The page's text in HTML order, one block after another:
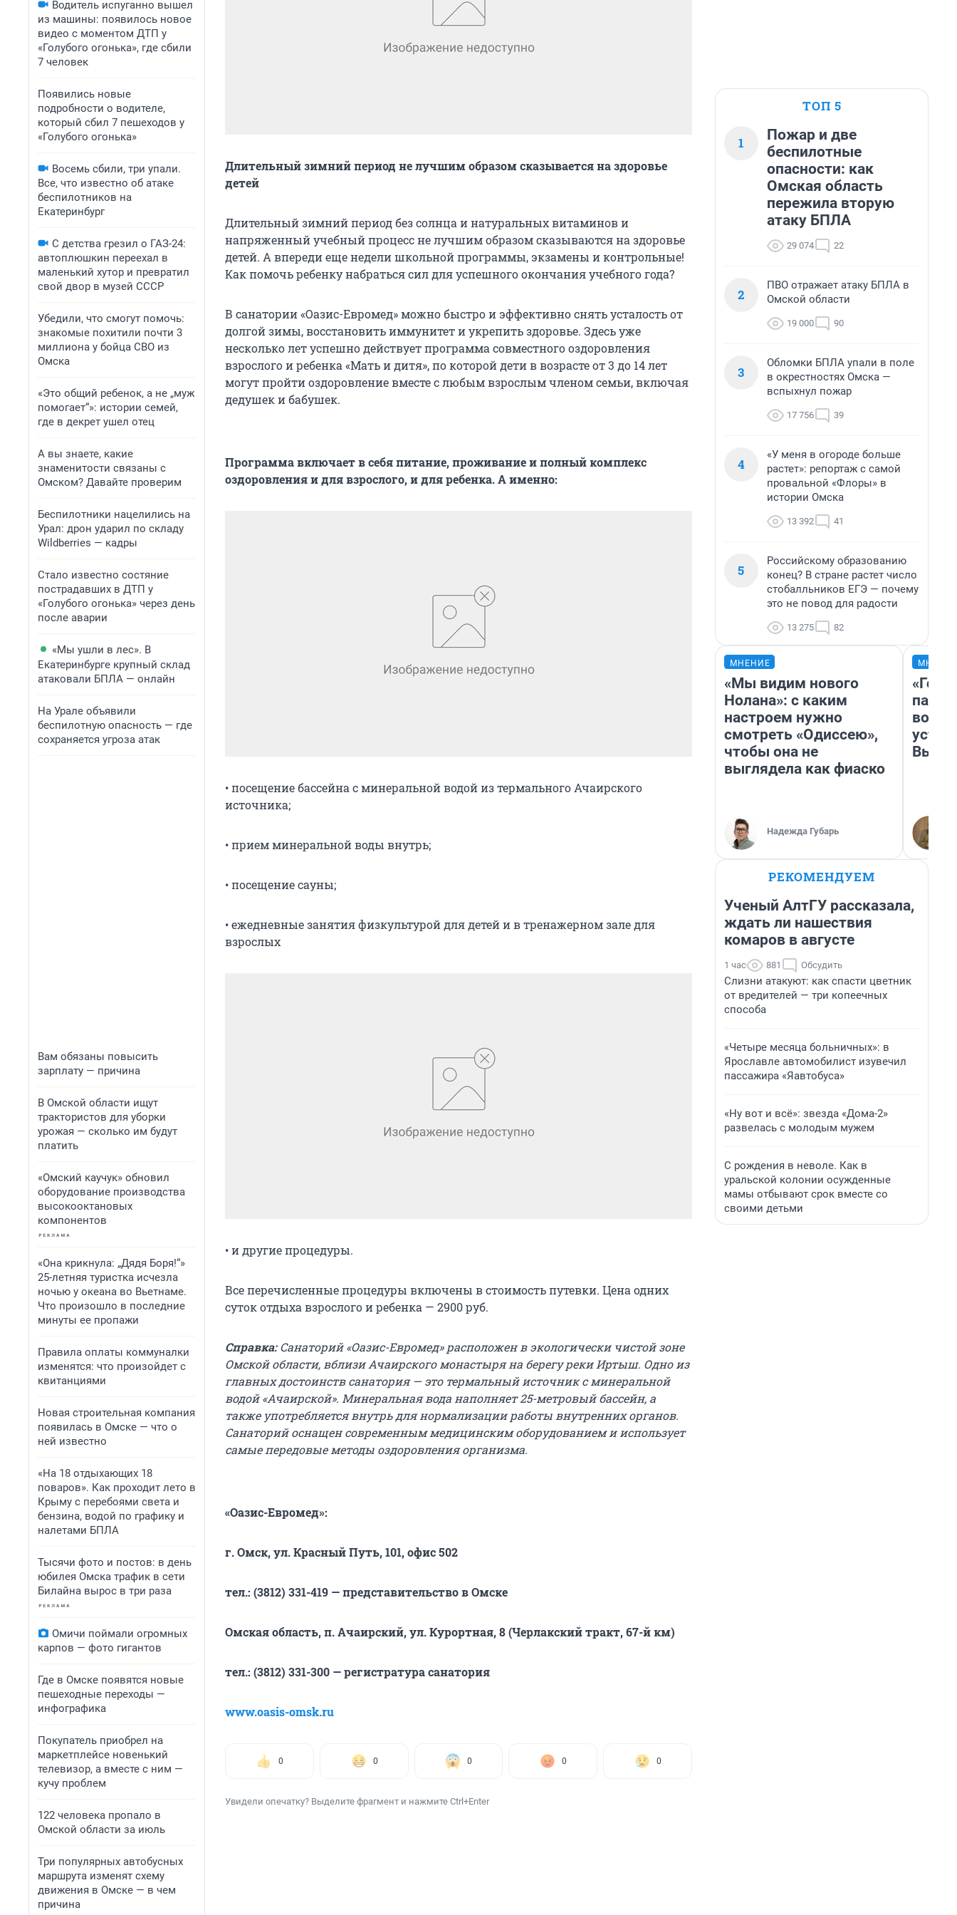
Водитель испуганно вышел
из машины: появилось новое
видео с моментом ДТП у
«Голубого огонька», где сбили
7 человек
Появились новые
подробности о водителе,
который сбил 7 пешеходов у
«Голубого огонька»
Восемь сбили, три упали.
Все, что известно об атаке
беспилотников на
Екатеринбург
С детства грезил о ГАЗ-24:
автоплюшкин переехал в
маленький хутор и превратил
свой двор в музей СССР
Убедили, что смогут помочь:
знакомые похитили почти 3
миллиона у бойца СВО из
Омска
«Это общий ребенок, а не „муж
помогает“»: истории семей,
где в декрет ушел отец
А вы знаете, какие
знаменитости связаны с
Омском? Давайте проверим
Беспилотники нацелились на
Урал: дрон ударил по складу
Wildberries — кадры
Стало известно состяние
пострадавших в ДТП у
«Голубого огонька» через день
после аварии
«Мы ушли в лес». В
Екатеринбурге крупный склад
атаковали БПЛА — онлайн
На Урале объявили
беспилотную опасность — где
сохраняется угроза атак
Вам обязаны повысить
зарплату — причина
В Омской области ищут
трактористов для уборки
урожая — сколько им будут
платить
«Омский каучук» обновил
оборудование производства
высокооктановых
компонентов
«Она крикнула: „Дядя Боря!“»
25-летняя туристка исчезла
ночью у океана во Вьетнаме.
Что произошло в последние
минуты ее пропажи
Правила оплаты коммуналки
изменятся: что произойдет с
квитанциями
Новая строительная компания
появилась в Омске — что о
ней известно
«На 18 отдыхающих 18
поваров». Как проходит лето в
Крыму с перебоями света и
бензина, водой по графику и
налетами БПЛА
Тысячи фото и постов: в день
юбилея Омска трафик в сети
Билайна вырос в три раза
Омичи поймали огромных
карпов — фото гигантов
Где в Омске появятся новые
пешеходные переходы —
инфографика
Покупатель приобрел на
маркетплейсе новенький
телевизор, а вместе с ним —
кучу проблем
122 человека пропало в
Омской области за июль
Три популярных автобусных
маршрута изменят схему
движения в Омске — в чем
причина
Длительный зимний период не лучшим образом сказывается на здоровье
детей
Длительный зимний период без солнца и натуральных витаминов и
напряженный учебный процесс не лучшим образом сказываются на здоровье
детей. А впереди еще недели школьной программы, экзамены и контрольные!
Как помочь ребенку набраться сил для успешного окончания учебного года?
В санатории «Оазис-Евромед» можно быстро и эффективно снять усталость от
долгой зимы, восстановить иммунитет и укрепить здоровье. Здесь уже
несколько лет успешно действует программа совместного оздоровления
взрослого и ребенка «Мать и дитя», по которой дети в возрасте от 3 до 14 лет
могут пройти оздоровление вместе с любым взрослым членом семьи, включая
дедушек и бабушек.
Программа включает в себя питание, проживание и полный комплекс
оздоровления и для взрослого, и для ребенка. А именно:
• посещение бассейна с минеральной водой из термального Ачаирского
источника;
• прием минеральной воды внутрь;
• посещение сауны;
• ежедневные занятия физкультурой для детей и в тренажерном зале для
взрослых
• и другие процедуры.
Все перечисленные процедуры включены в стоимость путевки. Цена одних
суток отдыха взрослого и ребенка — 2900 руб.
Справка:Санаторий «Оазис-Евромед» расположен в экологически чистой зоне
Омской области, вблизи Ачаирского монастыря на берегу реки Иртыш. Одно из
главных достоинств санатория — это термальный источник с минеральной
водой «Ачаирской». Минеральная вода наполняет 25-метровый бассейн, а
также употребляется внутрь для нормализации работы внутренних органов.
Санаторий оснащен современным медицинским оборудованием и использует
самые передовые методы оздоровления организма.
«Оазис-Евромед»:
г. Омск, ул. Красный Путь, 101, офис 502
тел.: (3812) 331-419 — представительство в Омске
Омская область, п. Ачаирский, ул. Курортная, 8 (Черлакский тракт, 67-й км)
тел.: (3812) 331-300 — регистратура санатория
www.oasis-omsk.ru
0 0 0 0 0
Увидели опечатку? Выделите фрагмент и нажмите Ctrl+Enter
ТОП 5
1
Пожар и две
беспилотные
опасности: как
Омская область
пережила вторую
атаку БПЛА
29 074 22
2
ПВО отражает атаку БПЛА в
Омской области
19 000 90
3
Обломки БПЛА упали в поле
в окрестностях Омска —
вспыхнул пожар
17 756 39
4
«У меня в огороде больше
растет»: репортаж с самой
провальной «Флоры» в
истории Омска
13 392 41
5
Российскому образованию
конец? В стране растет число
стобалльников ЕГЭ — почему
это не повод для радости
13 275 82
МНЕНИЕ
«Мы видим нового
Нолана»: с каким
настроем нужно
смотреть «Одиссею»,
чтобы она не
выглядела как фиаско
Надежда Губарь
РЕКОМЕНДУЕМ
Ученый АлтГУ рассказала,
ждать ли нашествия
комаров в августе
1 час 881 Обсудить
Слизни атакуют: как спасти цветник
от вредителей — три копеечных
способа
«Четыре месяца больничных»: в
Ярославле автомобилист изувечил
пассажира «Яавтобуса»
«Ну вот и всё»: звезда «Дома-2»
развелась с молодым мужем
С рождения в неволе. Как в
уральской колонии осужденные
мамы отбывают срок вместе со
своими детьми